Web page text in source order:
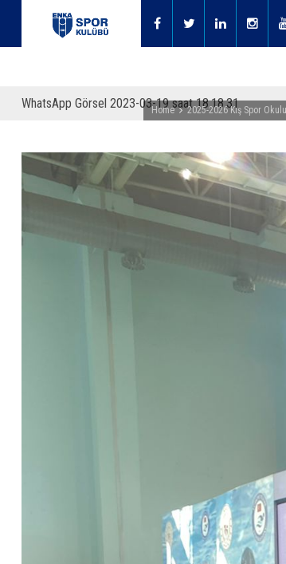
WhatsApp Görsel 2023-03-19 saat 18.18.31
Home 2025-2026 Kış Spor